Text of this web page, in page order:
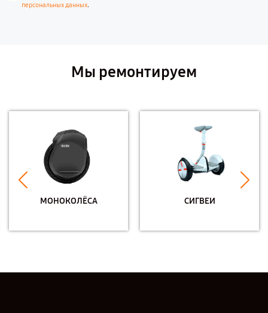
персональных данных.
Мы ремонтируем
МОНОКОЛЁСА СИГВЕИ